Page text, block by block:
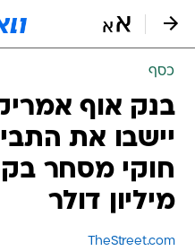
כסף
בנק אוף
יישבו את
מיליון דולר
TheStreet.com